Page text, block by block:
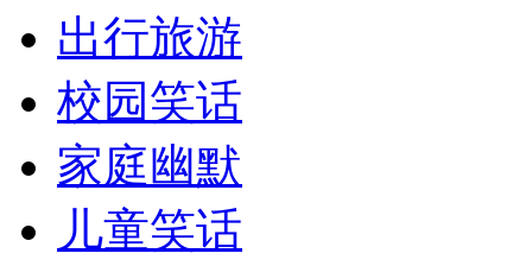
出行旅游
校园笑话
家庭幽默
儿童笑话